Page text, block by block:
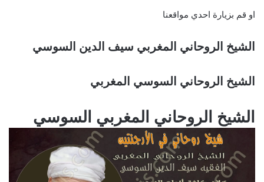
او قم بزيارة احدي مواقعنا
الشيخ الروحاني المغربي سيف الدين السوسي
الشيخ الروحاني السوسي المغربي
الشيخ الروحاني المغربي السوسي